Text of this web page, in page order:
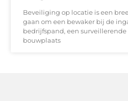
Beveiliging op locatie is een
gaan om een bewaker bij de
bedrijfspand, een
bouwplaats